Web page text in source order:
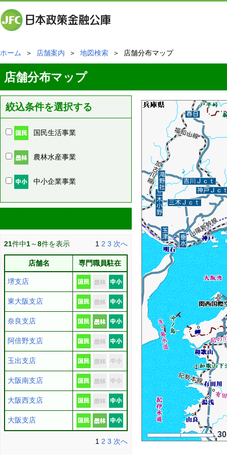
ホーム ＞ 店舗案内 ＞ 地図検索 ＞ 店舗分布マップ
店舗分布マップ
絞込条件を選択する
国民生活事業
農林水産事業
中小企業事業
21件中1～8件を表示 1 2 3 次へ
店舗名 専門職員駐在
堺支店
東大阪支店
奈良支店
阿倍野支店
玉出支店
大阪南支店
大阪西支店
大阪支店
1 2 3 次へ